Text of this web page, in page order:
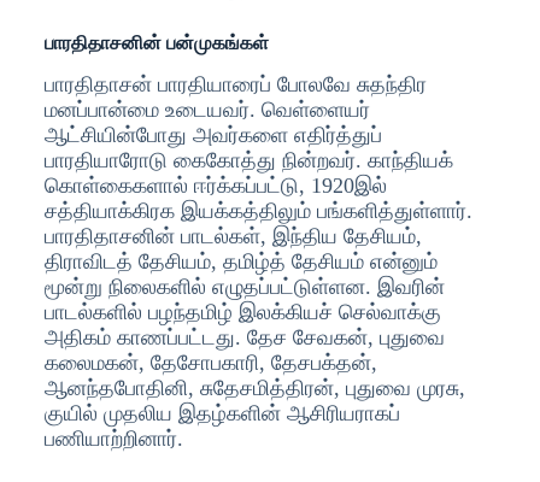
பாரதிதாசனின் பன்முகங்கள்
பாரதிதாசன் பாரதியாரைப் போலவே சுதந்திர
மனப்பான்மை உடையவர். வெள்ளையர்
ஆட்சியின்போது அவர்களை எதிர்த்துப்
பாரதியாரோடு கைகோத்து நின்றவர். காந்தியக்
கொள்கைகளால் ஈர்க்கப்பட்டு, 1920இல்
சத்தியாக்கிரக இயக்கத்திலும் பங்களித்துள்ளார்.
பாரதிதாசனின் பாடல்கள், இந்திய தேசியம்,
திராவிடத் தேசியம், தமிழ்த் தேசியம் என்னும்
மூன்று நிலைகளில் எழுதப்பட்டுள்ளன. இவரின்
பாடல்களில் பழந்தமிழ் இலக்கியச் செல்வாக்கு
அதிகம் காணப்பட்டது. தேச சேவகன், புதுவை
கலைமகன், தேசோபகாரி, தேசபக்தன்,
ஆனந்தபோதினி, சுதேசமித்திரன், புதுவை முரசு,
குயில் முதலிய இதழ்களின் ஆசிரியராகப்
பணியாற்றினார்.